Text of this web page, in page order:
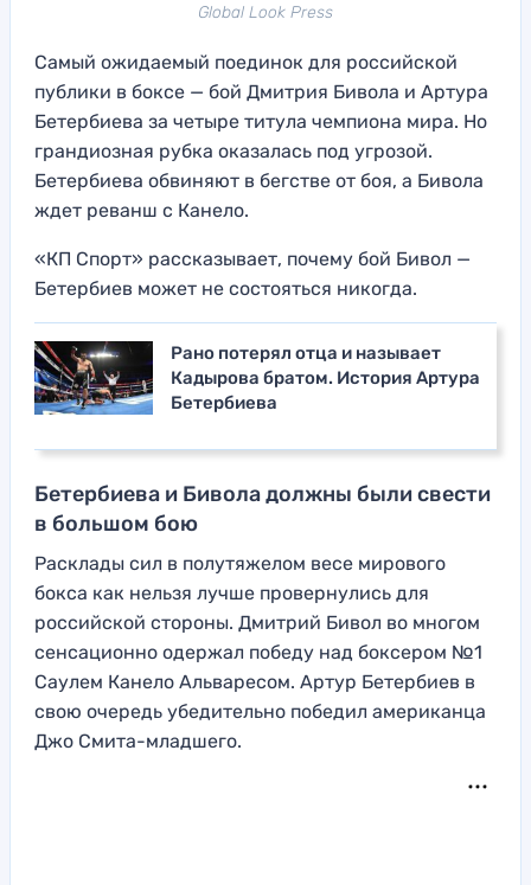
Global Look Press
Самый ожидаемый поединок для российской
публики в боксе — бой Дмитрия Бивола и Артура
Бетербиева за четыре титула чемпиона мира. Но
грандиозная рубка оказалась под угрозой.
Бетербиева обвиняют в бегстве от боя, а Бивола
ждет реванш с Канело.
«КП Спорт» рассказывает, почему бой Бивол —
Бетербиев может не состояться никогда.
Рано потерял отца и называет
Кадырова братом. История Артура
Бетербиева
Бетербиева и Бивола должны были свести
в большом бою
Расклады сил в полутяжелом весе мирового
бокса как нельзя лучше провернулись для
российской стороны. Дмитрий Бивол во многом
сенсационно одержал победу над боксером №1
Саулем Канело Альваресом. Артур Бетербиев в
свою очередь убедительно победил американца
Джо Смита-младшего.